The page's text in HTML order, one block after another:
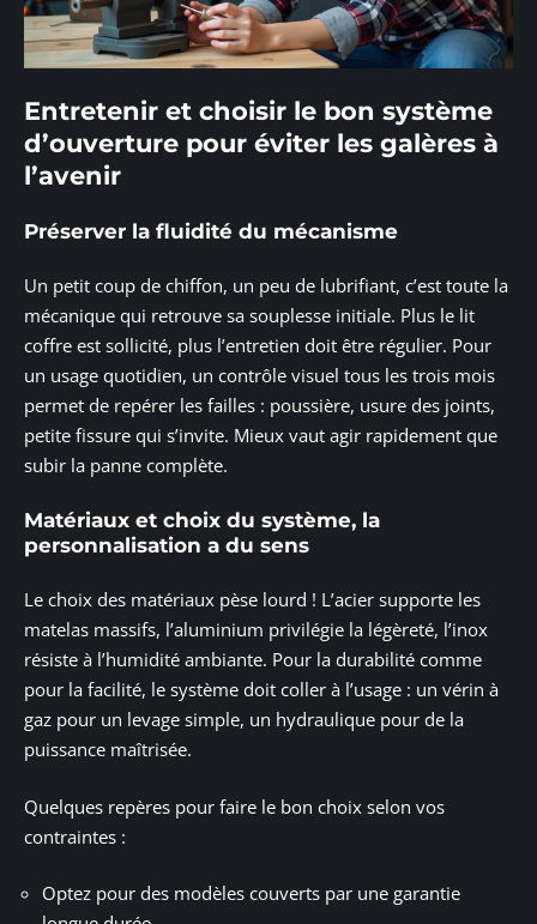
Entretenir et choisir le bon système
d’ouverture pour éviter les galères à
l’avenir
Préserver la fluidité du mécanisme
Un petit coup de chiffon, un peu de lubrifiant, c’est toute la
mécanique qui retrouve sa souplesse initiale. Plus le lit
coffre est sollicité, plus l’entretien doit être régulier. Pour
un usage quotidien, un contrôle visuel tous les trois mois
permet de repérer les failles : poussière, usure des joints,
petite fissure qui s’invite. Mieux vaut agir rapidement que
subir la panne complète.
Matériaux et choix du système, la
personnalisation a du sens
Le choix des matériaux pèse lourd ! L’acier supporte les
matelas massifs, l’aluminium privilégie la légèreté, l’inox
résiste à l’humidité ambiante. Pour la durabilité comme
pour la facilité, le système doit coller à l’usage : un vérin à
gaz pour un levage simple, un hydraulique pour de la
puissance maîtrisée.
Quelques repères pour faire le bon choix selon vos
contraintes :
Optez pour des modèles couverts par une garantie